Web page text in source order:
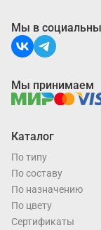
Каталог
По типу
По составу
По назначению
По цвету
Cертификаты
Мы в
Мы принимаем